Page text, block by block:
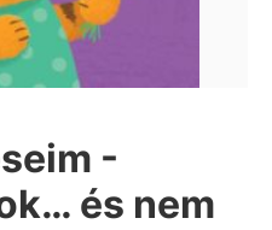
-
és nem